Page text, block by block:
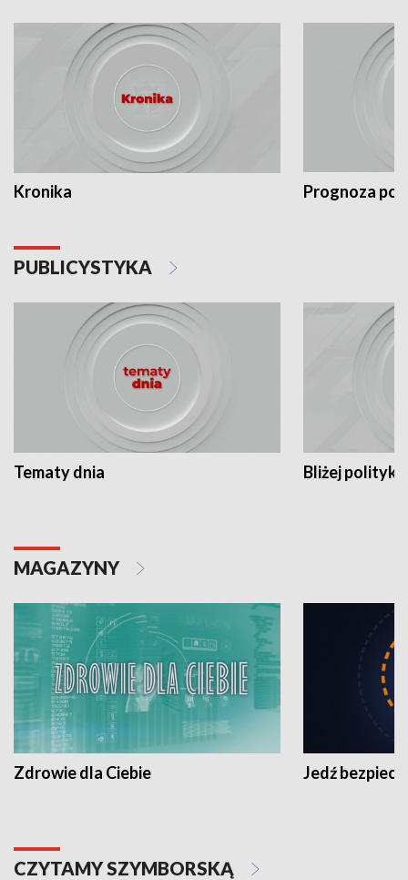
Kronika Prognoza
PUBLICYSTYKA
Tematy dnia Bliżej polityki
MAGAZYNY
Zdrowie dla Ciebie Jedź
CZYTAMY SZYMBORSKĄ